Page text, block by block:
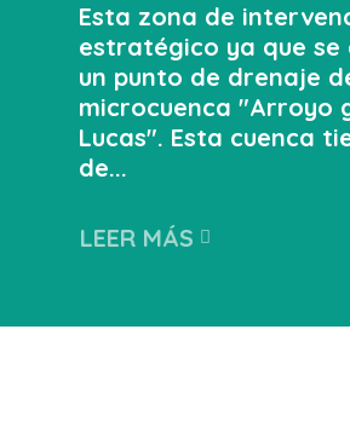
Esta zona de
estratégico ya que se
un punto de drenaje
microcuenca "Arroyo
Lucas". Esta cuenca
de...
LEER MÁS